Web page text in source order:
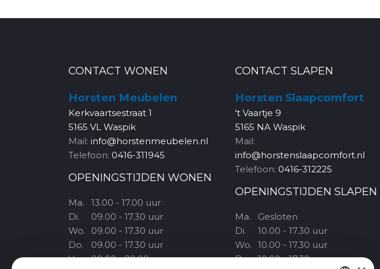
CONTACT WONEN
Horsten Meubelen
Kerkvaartsestraat 1
5165 VL Waspik
Mail: info@horstenmeubelen.nl
Telefoon: 0416-311945
OPENINGSTIJDEN WONEN
Ma.
Di.
Wo.
Do.
Vr.
13.00 - 17.00 uur
09.00 - 17.30 uur
09.00 - 17.30 uur
09.00 - 17.30 uur
09.00 - 20.00 uur
CONTACT SLAPEN
Horsten Slaapcomfort
't Vaartje 9
5165 NA Waspik
Mail:
info@horstenslaapcomfort.nl
Telefoon: 0416-312225
OPENINGSTIJDEN SLAPEN
Ma.
Di.
Wo.
Do.
Gesloten
10.00 - 17.30 uur
10.00 - 17.30 uur
10.00 - 17.30 uur